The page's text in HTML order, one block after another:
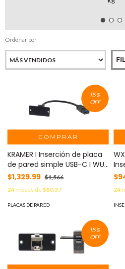
Ordenar por
15%
OFF
COMPRAR
KRAMER I Inserción de placa
de pared simple USB-C I WU-
CA
$1,329.99 $1,566
24meses de$80.37
PLACAS DE PARED
24
15%
OFF